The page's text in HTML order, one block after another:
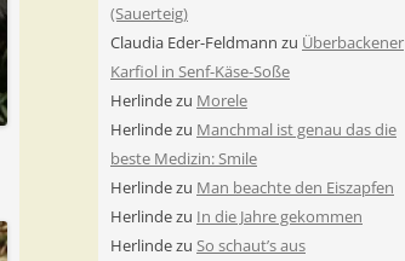
(Sauerteig)
Claudia Eder-Feldmann zu Überbackener
Karfiol in Senf-Käse-Soße
Herlindezu Morele
Herlindezu Manchmal ist genau das die
beste Medizin: Smile
Herlindezu Man beachte den Eiszapfen
Herlindezu In die Jahre gekommen
Herlindezu So schaut’s aus